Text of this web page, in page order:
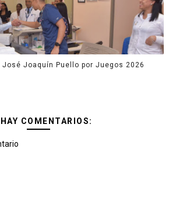
José Joaquín Puello por Juegos 2026
HAY COMENTARIOS: